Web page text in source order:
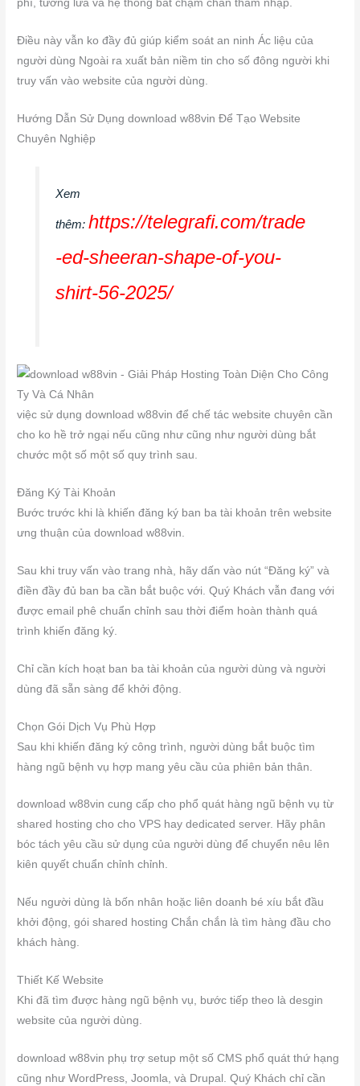
phí, tường lửa và hệ thống bắt chạm chán thâm nhập.
Điều này vẫn ko đầy đủ giúp kiểm soát an ninh Ác liệu của
người dùng Ngoài ra xuất bản niềm tin cho số đông người khi
truy vấn vào website của người dùng.
Hướng Dẫn Sử Dụng download w88vin Để Tạo Website
Chuyên Nghiệp
Xem
thêm: https://telegrafi.com/trade
-ed-sheeran-shape-of-you-
shirt-56-2025/
việc sử dụng download w88vin để chế tác website chuyên cần
cho ko hề trở ngại nếu cũng như cũng như người dùng bắt
chước một số một số quy trình sau.
Đăng Ký Tài Khoản
Bước trước khi là khiến đăng ký ban ba tài khoản trên website
ưng thuận của download w88vin.
Sau khi truy vấn vào trang nhà, hãy dấn vào nút “Đăng ký” và
điền đầy đủ ban ba cần bắt buộc với. Quý Khách vẫn đang với
được email phê chuẩn chỉnh sau thời điểm hoàn thành quá
trình khiến đăng ký.
Chỉ cần kích hoạt ban ba tài khoản của người dùng và người
dùng đã sẵn sàng để khởi động.
Chọn Gói Dịch Vụ Phù Hợp
Sau khi khiến đăng ký công trình, người dùng bắt buộc tìm
hàng ngũ bệnh vụ hợp mang yêu cầu của phiên bản thân.
download w88vin cung cấp cho phổ quát hàng ngũ bệnh vụ từ
shared hosting cho cho VPS hay dedicated server. Hãy phân
bóc tách yêu cầu sử dụng của người dùng để chuyển nêu lên
kiên quyết chuẩn chỉnh chỉnh.
Nếu người dùng là bốn nhân hoặc liên doanh bé xíu bắt đầu
khởi động, gói shared hosting Chắn chắn là tìm hàng đầu cho
khách hàng.
Thiết Kế Website
Khi đã tìm được hàng ngũ bệnh vụ, bước tiếp theo là desgin
website của người dùng.
download w88vin phụ trợ setup một số CMS phổ quát thứ hạng
cũng như WordPress, Joomla, và Drupal. Quý Khách chỉ cần